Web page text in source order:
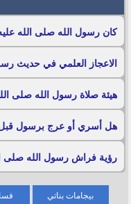
كان رسول الله صلى الله
الاعجاز العلمي في حديث
هيئة صلاة رسول الله صلى
هل أسري أو عرج برسول
رؤية فراش رسول الله صلى
بيجامات بناتي